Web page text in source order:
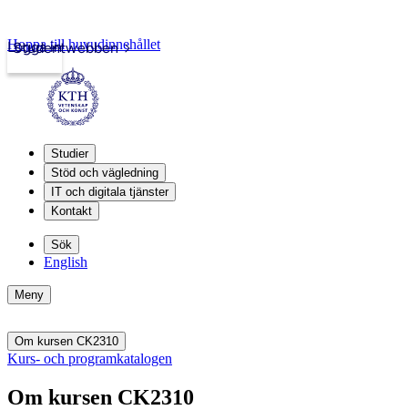
Studentwebben
Logga in
Hoppa till huvudinnehållet
Studier
Stöd och vägledning
IT och digitala tjänster
Kontakt
Sök
English
Meny
Om kursen CK2310
Kurs- och programkatalogen
Om kursen CK2310